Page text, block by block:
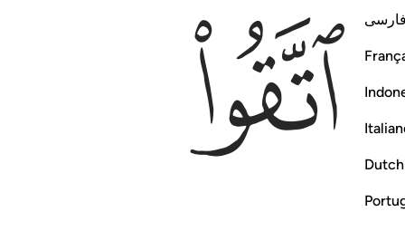
Dutch
١٠
أَجْرَهُم بِغَيْرِ حِسَابٍۢ ١٠
ﳓ